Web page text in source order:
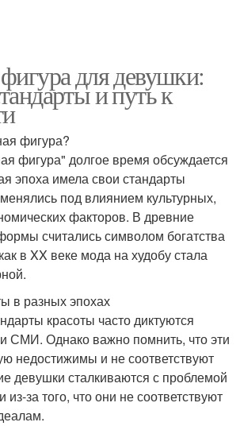
для девушки:
и путь к
фигура?
фигура" долгое время обсуждается
эпоха имела свои стандарты
под влиянием культурных,
факторов. В древние
считались символом богатства
в XX веке мода на худобу стала
в разных эпохах
красоты часто диктуются
СМИ. Однако важно помнить, что эти
недостижимы и не соответствуют
девушки сталкиваются с проблемой
из-за того, что они не соответствуют